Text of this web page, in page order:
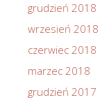
grudzień 2018
wrzesień 2018
czerwiec 2018
marzec 2018
grudzień 2017